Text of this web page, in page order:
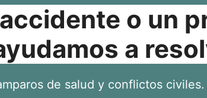
o un
a
de salud y conflictos